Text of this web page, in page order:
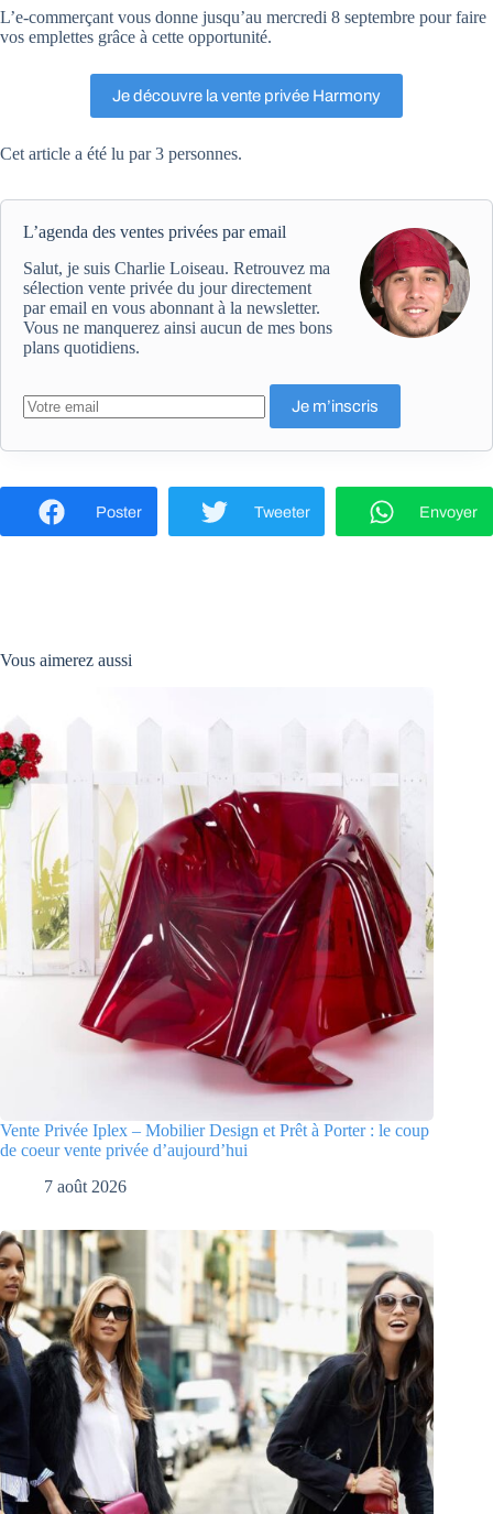
L’e-commerçant vous donne jusqu’au mercredi 8 septembre pour faire
vos emplettes grâce à cette opportunité.
Je découvre la vente privée Harmony
Cet article a été lu par 3 personnes.
L’agenda des ventes privées par email
Salut, je suis Charlie Loiseau. Retrouvez ma
sélection vente privée du jour directement
par email en vous abonnant à la newsletter.
Vous ne manquerez ainsi aucun de mes bons
plans quotidiens.
Poster Tweeter Envoyer
Vous aimerez aussi
Vente Privée Iplex – Mobilier Design et Prêt à Porter : le coup
de coeur vente privée d’aujourd’hui
7 août 2026